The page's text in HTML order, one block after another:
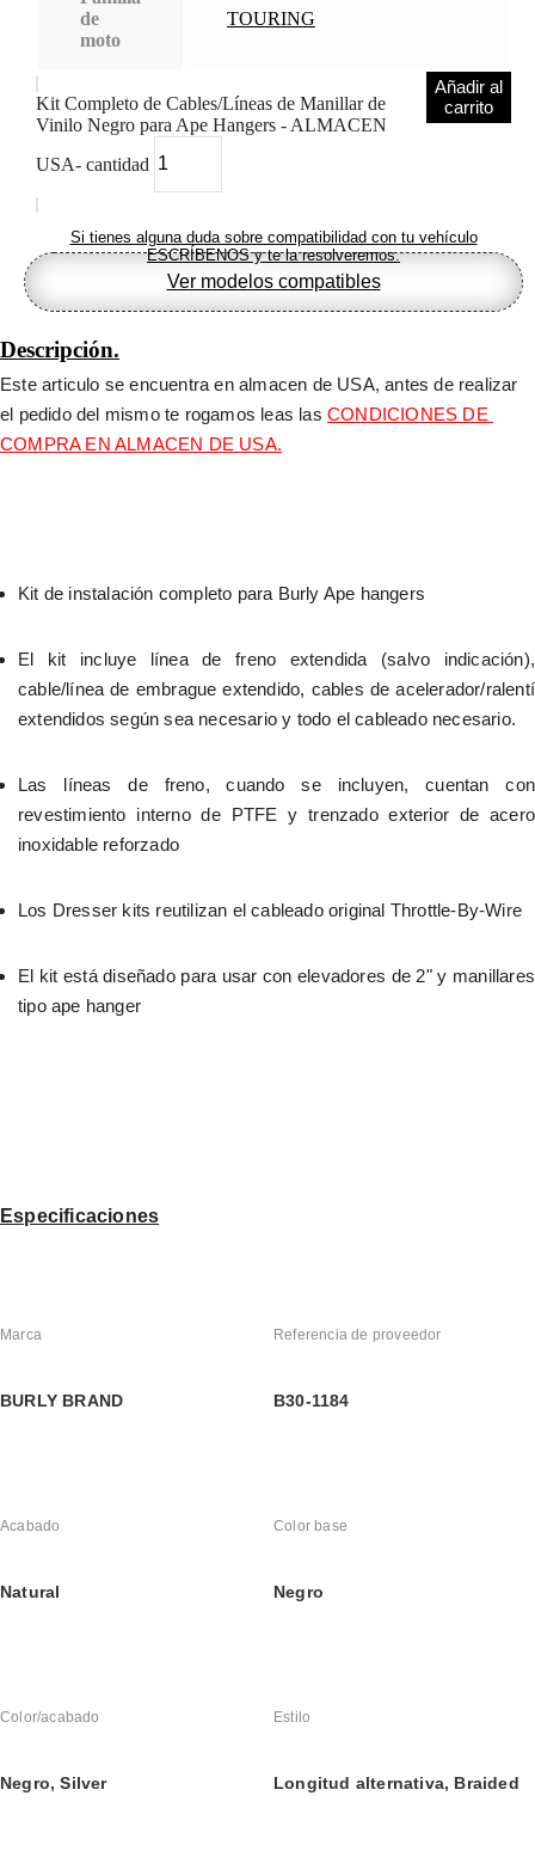
de
moto
TOURING
Kit Completo de Cables/Líneas de Manillar de
Vinilo Negro para Ape Hangers - ALMACEN
USA- cantidad
Añadir al
carrito
Si tienes alguna duda sobre compatibilidad con tu vehículo
ESCRÍBENOS y te la resolveremos.
Ver modelos compatibles
Descripción.
Este articulo se encuentra en almacen de USA, antes de realizar
el pedido del mismo te rogamos leas las CONDICIONES DE
COMPRA EN ALMACEN DE USA.
Kit de instalación completo para Burly Ape hangers
El kit incluye línea de freno extendida (salvo indicación),
cable/línea de embrague extendido, cables de acelerador/ralentí
extendidos según sea necesario y todo el cableado necesario.
Las líneas de freno, cuando se incluyen, cuentan con
revestimiento interno de PTFE y trenzado exterior de acero
inoxidable reforzado
Los Dresser kits reutilizan el cableado original Throttle-By-Wire
El kit está diseñado para usar con elevadores de 2" y manillares
tipo ape hanger
Especificaciones
Marca
BURLY BRAND
Referencia de proveedor
B30-1184
Acabado
Natural
Color base
Negro
Color/acabado
Negro, Silver
Estilo
Longitud alternativa, Braided